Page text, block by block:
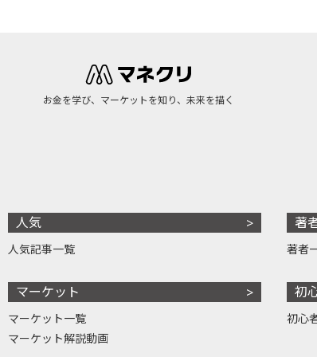
お金を学び、マーケットを知り、未来を描く
人気
人気記事一覧
マーケット
マーケット一覧
マーケット解説動画
著
著者
初
初心